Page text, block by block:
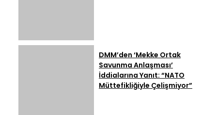
DMM’den ‘Mekke Ortak
Savunma Anlaşması’
İddialarına Yanıt: “NATO
Müttefikliğiyle Çelişmiyor”